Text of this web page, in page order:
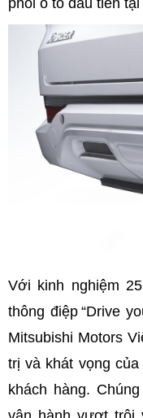
phối ô tô đầu tiên
Với kinh nghiệm
thông điệp “Drive
Mitsubishi Motors
trị và khát vọng
khách hàng.